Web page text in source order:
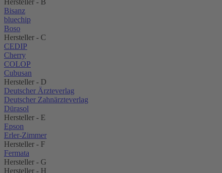
Hersteller - B
Bisanz
bluechip
Boso
Hersteller - C
CEDIP
Cherry
COLOP
Cubusan
Hersteller - D
Deutscher Ärzteverlag
Deutscher Zahnärzteverlag
Dürasol
Hersteller - E
Epson
Erler-Zimmer
Hersteller - F
Fermata
Hersteller - G
Hersteller - H